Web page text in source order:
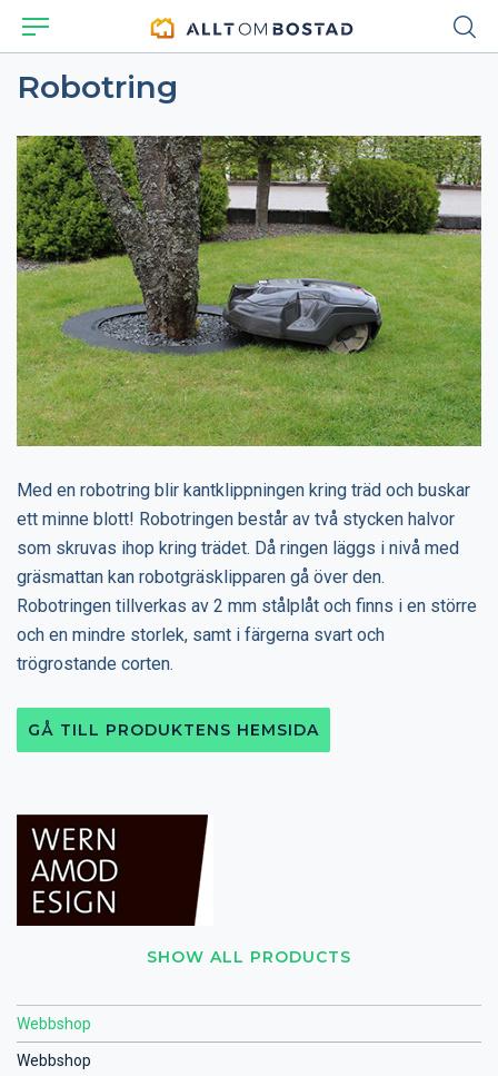
Robotring
SHOW ALL PRODUCTS
Webbshop
Webbshop
Med en robotring blir kantklippningen kring träd och buskar
ett minne blott! Robotringen består av två stycken halvor
som skruvas ihop kring trädet. Då ringen läggs i nivå med
gräsmattan kan robotgräsklipparen gå över den.
Robotringen tillverkas av 2 mm stålplåt och finns i en större
och en mindre storlek, samt i färgerna svart och
trögrostande corten.
GÅ TILL PRODUKTENS HEMSIDA